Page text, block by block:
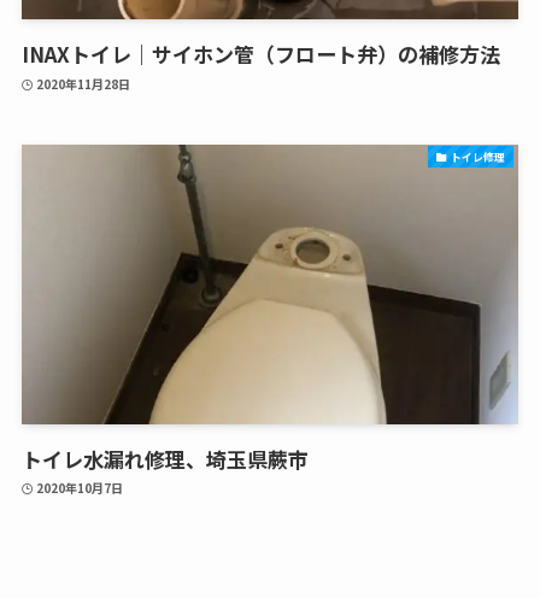
INAXトイレ｜サイホン管（フロート弁）の補修方法
2020年11月28日
トイレ修理
トイレ水漏れ修理、埼玉県蕨市
2020年10月7日